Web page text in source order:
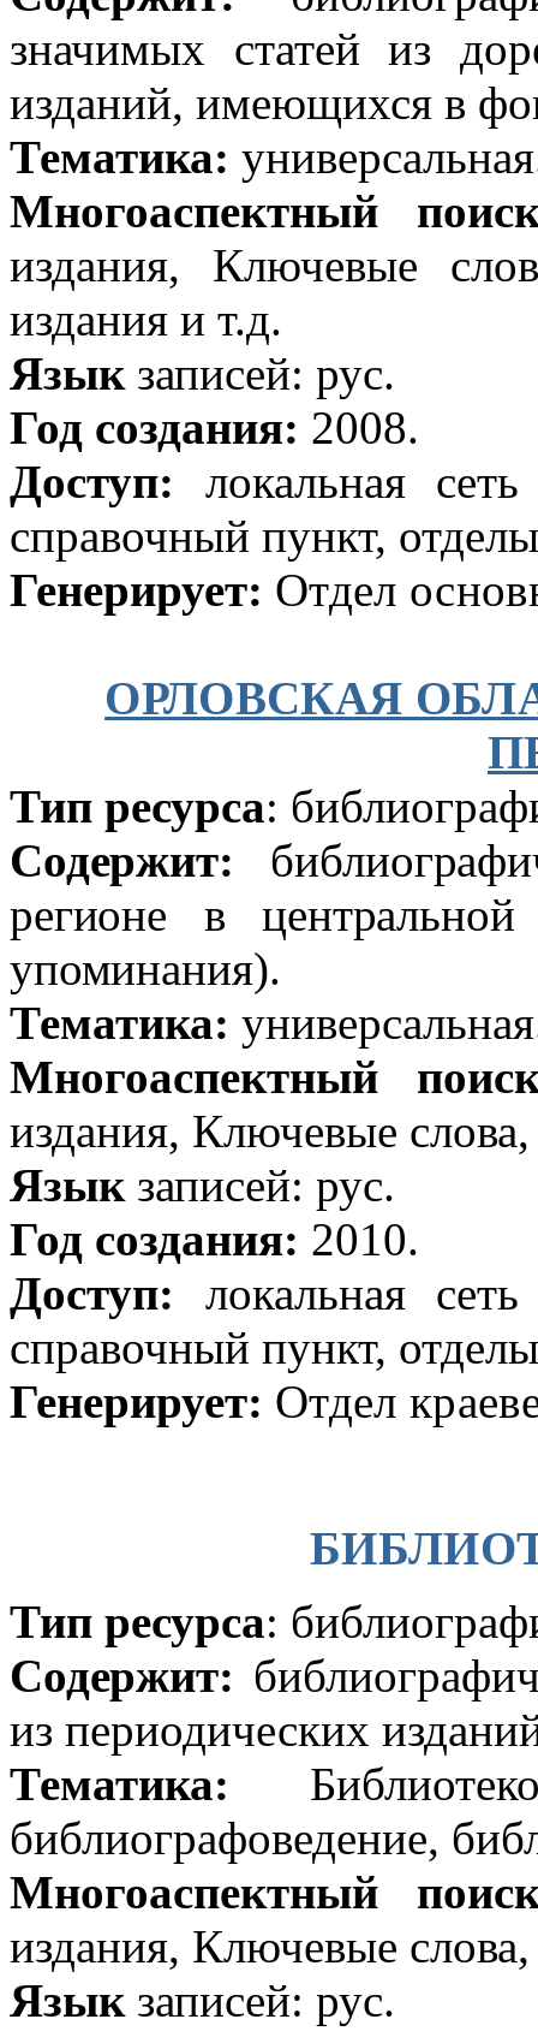
значимых статей из
изданий, имеющихся в
Тематика:
Многоаспектный
издания, Ключевые
издания и т.д.
Язык записей: рус.
Год создания: 2008.
Доступ: локальная
справочный пункт,
Генерирует: Отдел
ОРЛОВСКАЯ
Тип ресурса:
Содержит:
регионе в
упоминания).
Тематика:
Многоаспектный
издания, Ключевые
Язык записей: рус.
Год создания: 2010.
Доступ: локальная
справочный пункт,
Генерирует: Отдел
Тип ресурса:
Содержит:
из периодических
Тематика:
библиографоведение,
Многоаспектный
издания, Ключевые
Язык записей: рус.